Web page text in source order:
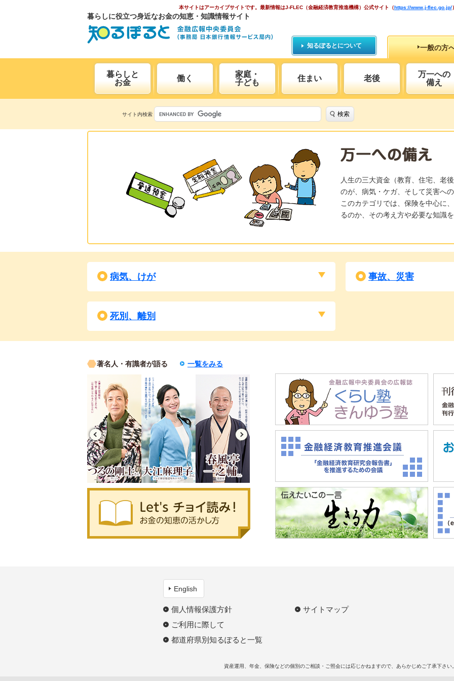
本サイトはアーカイブサイトです。 最新情報はJ-FLEC（金融経済教育推進機構）公式サイト （https://www.j-flec.go.jp/
暮らしに役立つ身近なお金の知恵・知識情報サイト
知るぽるとについて 一般の方
暮らしと
お金
働く
家庭・
子ども
住まい 老後
万一への
備え
サイト内検索 検索
人生の三大資金（教育、住宅、老
のが、病気・ケガ、そして災害へ
このカテゴリでは、保険を中心に
るのか、その考え方や必要な知識
病気、けが 事故、災害
アウトドアのスキルが役に立
死別、離別
著名人・有識者が語る 一覧をみる
English
個人情報保護方針
ご利用に際して
都道府県別知るぽると一覧
サイトマップ
資産運用、年金、保険などの個別のご相談・ご照会には応じかねますので、あらかじめご了承下さい